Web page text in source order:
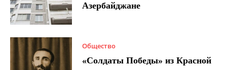
Азербайджане
Общество
«Солдаты Победы» из Красной